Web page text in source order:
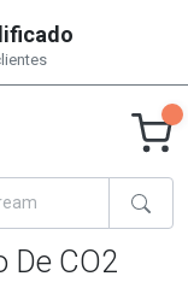
De CO2